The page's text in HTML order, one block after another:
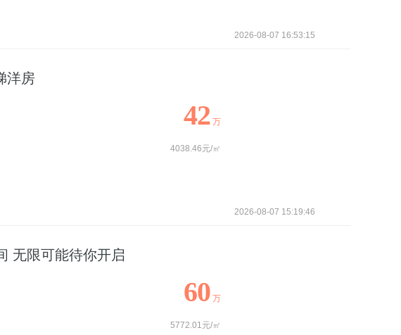
2026-08-07 16:53:15
洋房
42 万
4038.46元/㎡
2026-08-07 15:19:46
无限可能待你开启
60 万
5772.01元/㎡